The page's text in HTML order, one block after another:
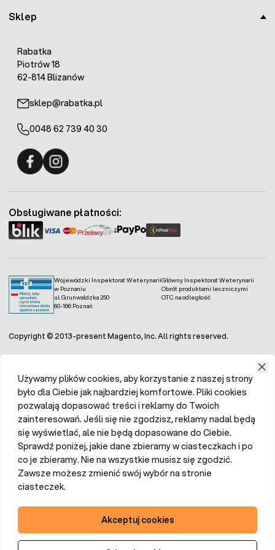
Sklep
Rabatka
Piotrów 18
62-814 Blizanów
sklep@rabatka.pl
0048 62 739 40 30
Wojewódzki Inspektorat Weterynarii
w Poznaniu
ul. Grunwaldzka 250
60-166 Poznań
Główny Inspektorat Weterynarii
Obrót produktami leczniczymi
OTC na odległość
Obsługiwane płatności:
Copyright © 2013-present Magento, Inc. All rights reserved.
Używamy plików cookies, aby korzystanie z naszej strony
było dla Ciebie jak najbardziej komfortowe. Pliki cookies
pozwalają dopasować treści i reklamy do Twoich
zainteresowań. Jeśli się nie zgodzisz, reklamy nadal będą
się wyświetlać, ale nie będą dopasowane do Ciebie.
Sprawdź poniżej, jakie dane zbieramy w ciasteczkach i po
co je zbieramy. Nie na wszystkie musisz się zgodzić.
Zawsze możesz zmienić swój wybór na stronie
ciasteczek.
Akceptuj cookies